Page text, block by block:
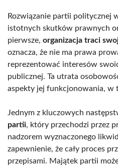
Rozwiązanie partii politycznej
istotnych skutków prawnych
pierwsze, organizacja traci
oznacza, że nie ma prawa
reprezentować interesów
publicznej. Ta utrata
aspekty jej funkcjonowania, w
Jednym z kluczowych
partii, który przechodzi przez
nadzorem wyznaczonego
zapewnienie, że cały proces
przepisami. Majątek partii